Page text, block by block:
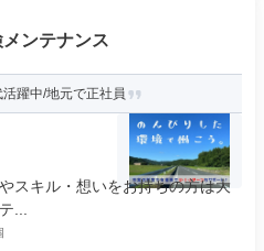
ンテナンス
躍中/地元で正社員
スキル・想いをお持ちの方は大
...